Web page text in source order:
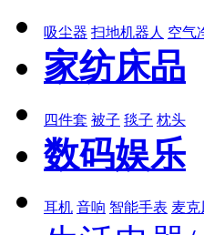
吸尘器 扫地机器人 空气
家纺床品
四件套 被子 毯子 枕头
数码娱乐
耳机 音响 智能手表 麦克